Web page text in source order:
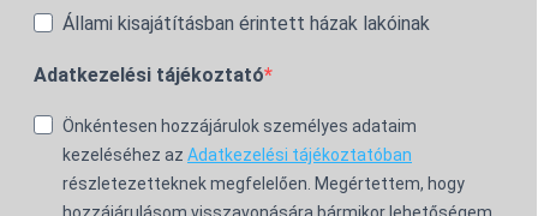
Állami kisajátításban érintett házak lakóinak
Adatkezelési tájékoztató
Önkéntesen hozzájárulok személyes adataim
kezeléséhez az Adatkezelési tájékoztatóban
részletezetteknek megfelelően. Megértettem, hogy